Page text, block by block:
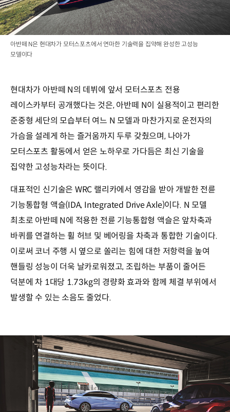
아반떼 N은 현대차가 모터스포츠에서 연마한 기술력을 집약해 완성한 고성능
모델이다
현대차가 아반떼 N의 데뷔에 앞서 모터스포츠 전용
레이스카부터 공개했다는 것은, 아반떼 N이 실용적이고 편리한
준중형 세단의 모습부터 여느 N 모델과 마찬가지로 운전자의
가슴을 설레게 하는 즐거움까지 두루 갖췄으며, 나아가
모터스포츠 활동에서 얻은 노하우로 가다듬은 최신 기술을
집약한 고성능차라는 뜻이다.
대표적인 신기술은 WRC 랠리카에서 영감을 받아 개발한 전륜
기능통합형 액슬(IDA, Integrated Drive Axle)이다. N 모델
최초로 아반떼 N에 적용한 전륜 기능통합형 액슬은 앞차축과
바퀴를 연결하는 휠 허브 및 베어링을 차축과 통합한 기술이다.
이로써 코너 주행 시 옆으로 쏠리는 힘에 대한 저항력을 높여
핸들링 성능이 더욱 날카로워졌고, 조립하는 부품이 줄어든
덕분에 차 1대당 1.73kg의 경량화 효과와 함께 체결 부위에서
발생할 수 있는 소음도 줄었다.